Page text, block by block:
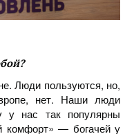
Люди пользуются, но,
нет. Наши люди
у нас так популярны
комфорт» — богачей у